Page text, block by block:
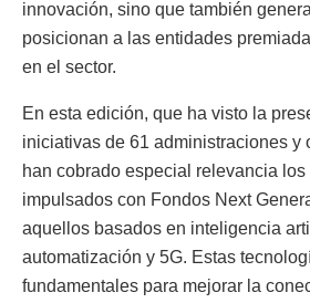
innovación, sino que también
posicionan a las entidades
en el sector.
En esta edición, que ha visto la
iniciativas de 61 administraciones y
han cobrado especial relevancia los
impulsados con Fondos Next
aquellos basados en inteligencia
automatización y 5G. Estas
fundamentales para mejorar la